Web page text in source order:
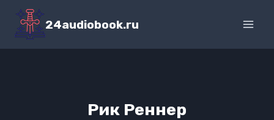
Перейти
содержимому
24audiobook.ru
Рик Реннер